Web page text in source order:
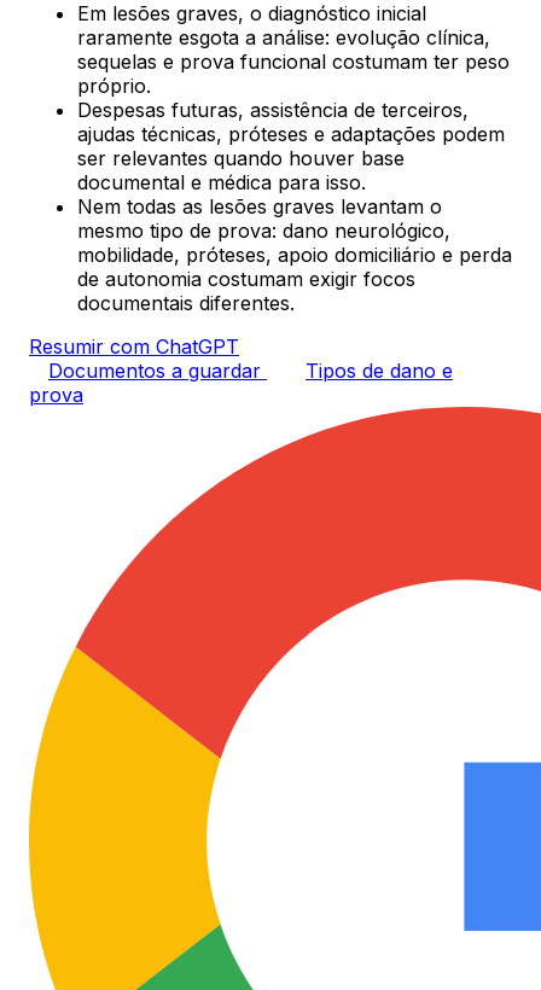
Em lesões graves, o diagnóstico inicial
raramente esgota a análise: evolução clínica,
sequelas e prova funcional costumam ter peso
próprio.
Despesas futuras, assistência de terceiros,
ajudas técnicas, próteses e adaptações podem
ser relevantes quando houver base
documental e médica para isso.
Nem todas as lesões graves levantam o
mesmo tipo de prova: dano neurológico,
mobilidade, próteses, apoio domiciliário e perda
de autonomia costumam exigir focos
documentais diferentes.
Resumir com ChatGPT
Documentos a guardar
Tipos de dano e
prova